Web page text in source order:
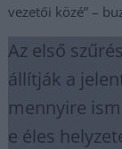
vezetői közé” –
Az első
állítják a
mennyire
e éles